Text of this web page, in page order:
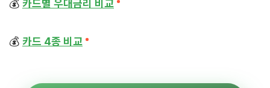
💰 카드별 우대금리 비교
💰 카드 4종 비교